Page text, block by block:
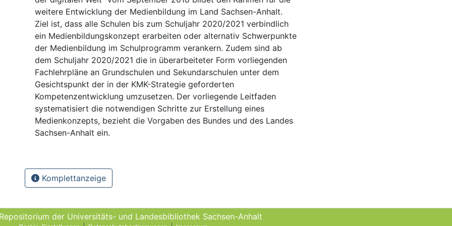
weitere Entwicklung der Medienbildung im Land Sachsen-Anhalt.
Ziel ist, dass alle Schulen bis zum Schuljahr 2020/2021 verbindlich
ein Medienbildungskonzept erarbeiten oder alternativ Schwerpunkte
der Medienbildung im Schulprogramm verankern. Zudem sind ab
dem Schuljahr 2020/2021 die in überarbeiteter Form vorliegenden
Fachlehrpläne an Grundschulen und Sekundarschulen unter dem
Gesichtspunkt der in der KMK-Strategie geforderten
Kompetenzentwicklung umzusetzen. Der vorliegende Leitfaden
systematisiert die notwendigen Schritte zur Erstellung eines
Medienkonzepts, bezieht die Vorgaben des Bundes und des Landes
Sachsen-Anhalt ein.
Komplettanzeige
der Universitäts- und Landes­bibliothek Sachsen-Anhalt